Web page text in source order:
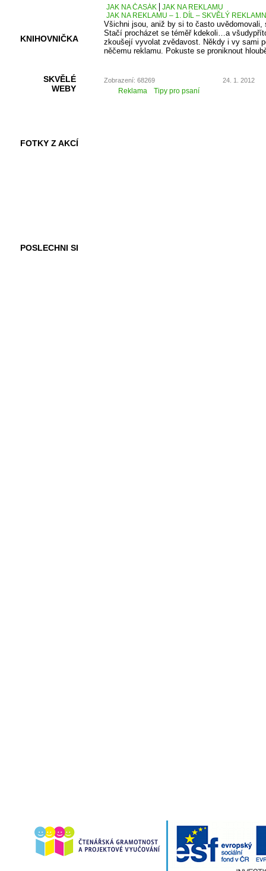
KNIHOVNIČKA
SKVĚLÉ
WEBY
FOTKY Z AKCÍ
POSLECHNI SI
JAK NA ČASÁK
JAK NA REKLAMU
JAK NA REKLAMU – 1. DÍL – SKVĚLÝ
Všichni jsou, aniž by si to často
Stačí procházet se téměř kdekoli…a
zkoušejí vyvolat zvědavost. Někdy i vy sami
něčemu reklamu. Pokuste se proniknout
Zobrazení: 68269 24. 1. 2012
Reklama Tipy pro psaní